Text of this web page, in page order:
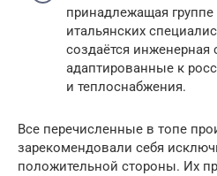
принадлежащая группе
итальянских
создаётся инженерная
адаптированные к
и теплоснабжения.
Все перечисленные в топе
зарекомендовали себя
положительной стороны. Их